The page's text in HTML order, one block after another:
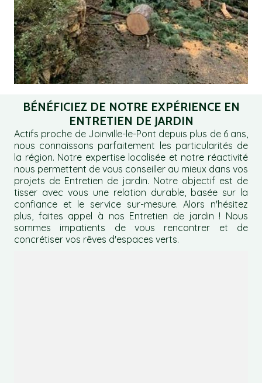
BÉNÉFICIEZ DE NOTRE EXPÉRIENCE EN
ENTRETIEN DE JARDIN
Actifs proche de Joinville-le-Pont depuis plus de 6 ans,
nous connaissons parfaitement les particularités de
la région. Notre expertise localisée et notre réactivité
nous permettent de vous conseiller au mieux dans vos
projets de Entretien de jardin. Notre objectif est de
tisser avec vous une relation durable, basée sur la
confiance et le service sur-mesure. Alors n'hésitez
plus, faites appel à nos Entretien de jardin ! Nous
sommes impatients de vous rencontrer et de
concrétiser vos rêves d'espaces verts.